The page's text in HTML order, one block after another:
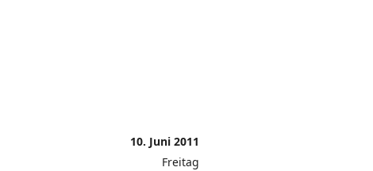
10. Juni 2011
Freitag